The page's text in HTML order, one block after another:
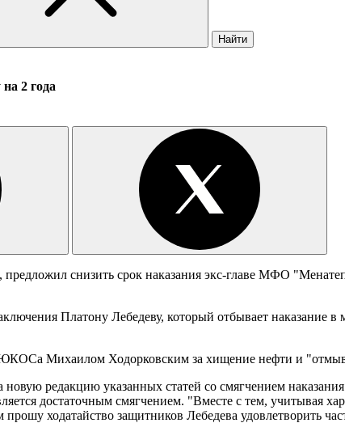
Найти
2 года
предложил снизить срок наказания экс-главе МФО
Платону Лебедеву, который отбывает наказание
Михаилом Ходорковским за хищение нефти и
редакцию указанных статей со смягчением
достаточным смягчением. "Вместе с тем, учитывая
ходатайство защитников Лебедева удовлетворить